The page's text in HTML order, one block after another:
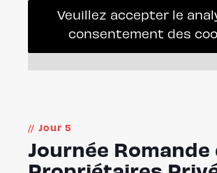
Veuillez accepter le
consentement des
Jour 5
Journée Romande